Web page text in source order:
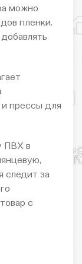
можно
пленки.
и прессы для
ПВХ в
следит за
с